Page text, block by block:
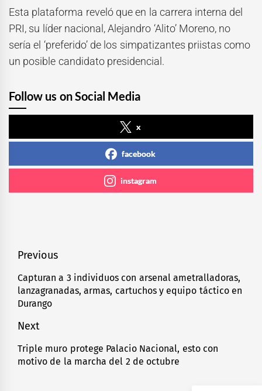
Esta plataforma reveló que en la carrera interna del
PRI, su líder nacional, Alejandro ‘Alito’ Moreno, no
sería el ‘preferido’ de los simpatizantes priistas como
un posible candidato presidencial.
Follow us on Social Media
x
facebook
instagram
Navegación
de
entradas
Previous
Previous
post:
Capturan a 3 individuos con arsenal ametralladoras,
lanzagranadas, armas, cartuchos y equipo táctico en
Durango
Next
Next
post:
Triple muro protege Palacio Nacional, esto con
motivo de la marcha del 2 de octubre